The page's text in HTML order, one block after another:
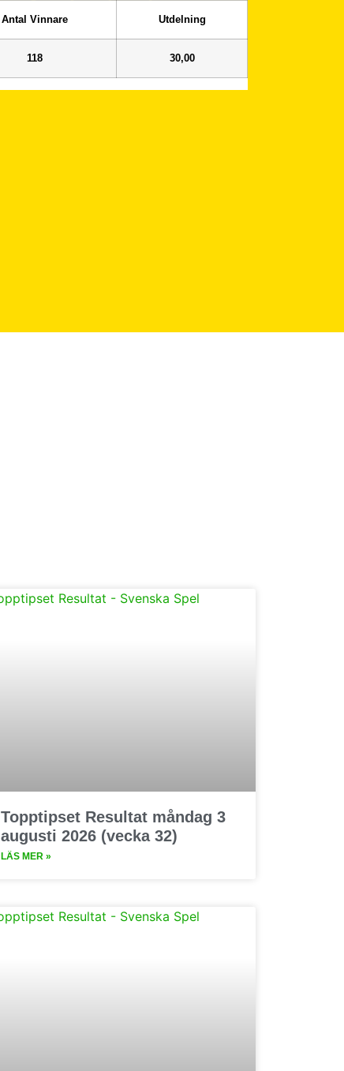
Antal Vinnare Utdelning
118 30,00
Topptipset Resultat måndag 3
augusti 2026 (vecka 32)
LÄS MER »